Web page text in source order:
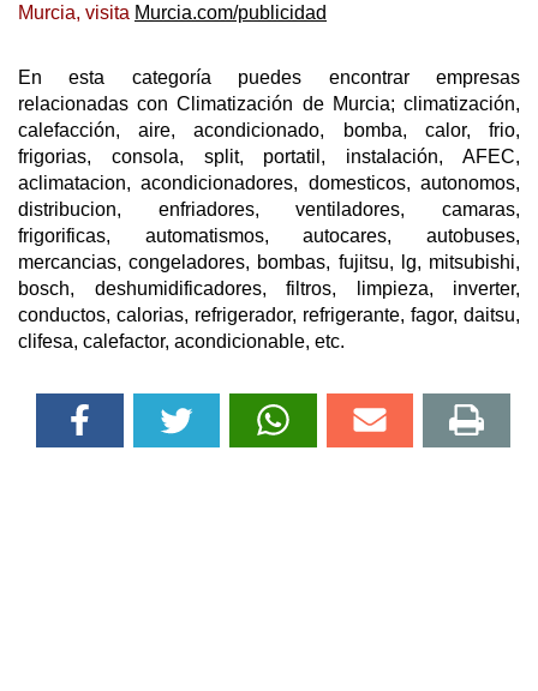
Murcia, visita Murcia.com/publicidad
En esta categoría puedes encontrar empresas
relacionadas con Climatización de Murcia; climatización,
calefacción, aire, acondicionado, bomba, calor, frio,
frigorias, consola, split, portatil, instalación, AFEC,
aclimatacion, acondicionadores, domesticos, autonomos,
distribucion, enfriadores, ventiladores, camaras,
frigorificas, automatismos, autocares, autobuses,
mercancias, congeladores, bombas, fujitsu, lg, mitsubishi,
bosch, deshumidificadores, filtros, limpieza, inverter,
conductos, calorias, refrigerador, refrigerante, fagor, daitsu,
clifesa, calefactor, acondicionable, etc.